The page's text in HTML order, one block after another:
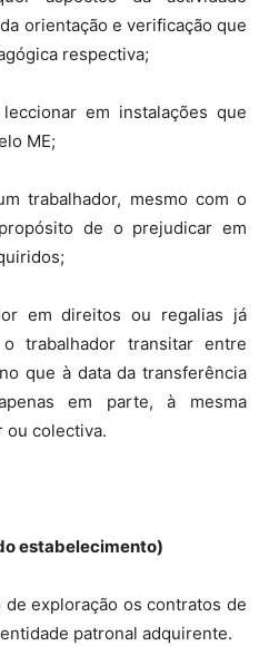
orientação e verificação que
respectiva;
em instalações que
ME;
trabalhador, mesmo com o
de o prejudicar em
em direitos ou regalias já
trabalhador transitar entre
que à data da transferência
em parte, à mesma
ou colectiva.
estabelecimento)
de exploração os contratos de
patronal adquirente.